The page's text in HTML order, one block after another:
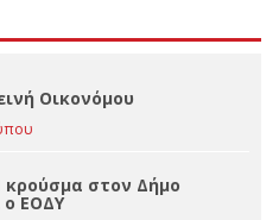
Οικονόμου